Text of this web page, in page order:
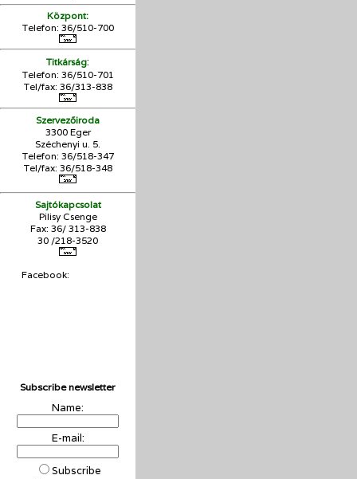
Központ:
Telefon: 36/510-700
Titkárság:
Telefon: 36/510-701
Tel/fax: 36/313-838
Szervezőiroda
3300 Eger
Széchenyi u. 5.
Telefon: 36/518-347
Tel/fax: 36/518-348
Sajtókapcsolat
Pilisy Csenge
Fax: 36/ 313-838
30 /218-3520
Facebook:
Subscribe newsletter
Name:
E-mail:
Subscribe